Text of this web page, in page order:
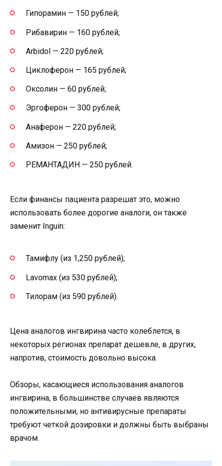
Гипорамин — 150 рублей;
Рибавирин — 160 рублей;
Arbidol — 220 рублей;
Циклоферон — 165 рублей;
Оксолин — 60 рублей;
Эргоферон — 300 рублей;
Анаферон — 220 рублей;
Амизон — 250 рублей;
РЕМАНТАДИН — 250 рублей.
Если финансы пациента разрешат это, можно
использовать более дорогие аналоги, он также
заменит Inguin:
Тамифлу (из 1,250 рублей);
Lavomax (из 530 рублей);
Тилорам (из 590 рублей).
Цена аналогов ингвирина часто колеблется, в
некоторых регионах препарат дешевле, в других,
напротив, стоимость довольно высока.
Обзоры, касающиеся использования аналогов
ингвирина, в большинстве случаев являются
положительными, но антивирусные препараты
требуют четкой дозировки и должны быть выбраны
врачом.